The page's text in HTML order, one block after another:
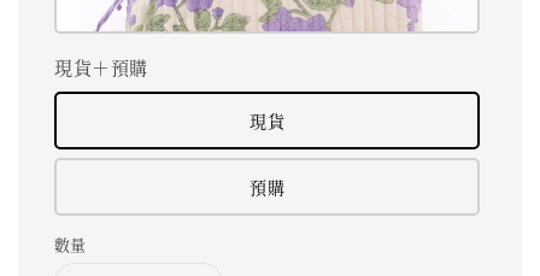
現貨＋預購
現貨
預購
數量